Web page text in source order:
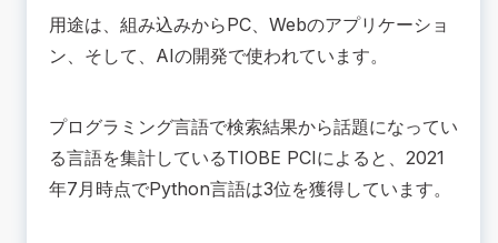
用途は、組み込みからPC、Webのアプリケーショ
ン、そして、AIの開発で使われています。
プログラミング言語で検索結果から話題になってい
る言語を集計しているTIOBE PCIによると、2021
年7月時点でPython言語は3位を獲得しています。